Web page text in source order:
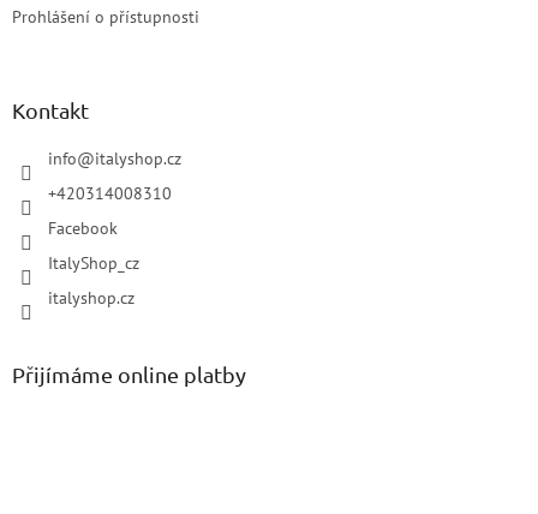
Prohlášení o přístupnosti
Kontakt
info@italyshop.cz
+420314008310
Facebook
ItalyShop_cz
italyshop.cz
Přijímáme online platby